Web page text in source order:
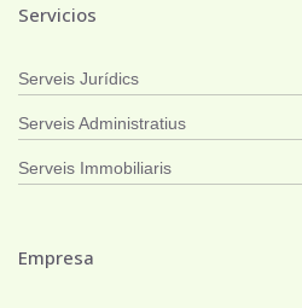
Servicios
Serveis Jurídics
Serveis Administratius
Serveis Immobiliaris
Empresa